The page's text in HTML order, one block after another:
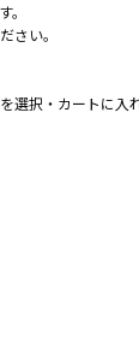
。
さい。
択・カートに入